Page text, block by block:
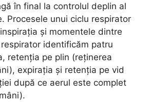
în final la controlul deplin al
Procesele unui ciclu respirator
şi momentele dintre
identificăm patru
retenţia pe plin (reţinerea
expiraţia şi retenţia pe vid
după ce aerul este complet